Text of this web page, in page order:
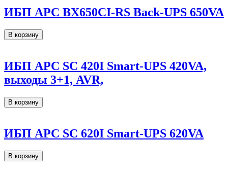
ИБП APC BX650CI-RS Back-UPS 650VA
В корзину
ИБП APC SC 420I Smart-UPS 420VA,
выходы 3+1, AVR,
В корзину
ИБП APC SC 620I Smart-UPS 620VA
В корзину